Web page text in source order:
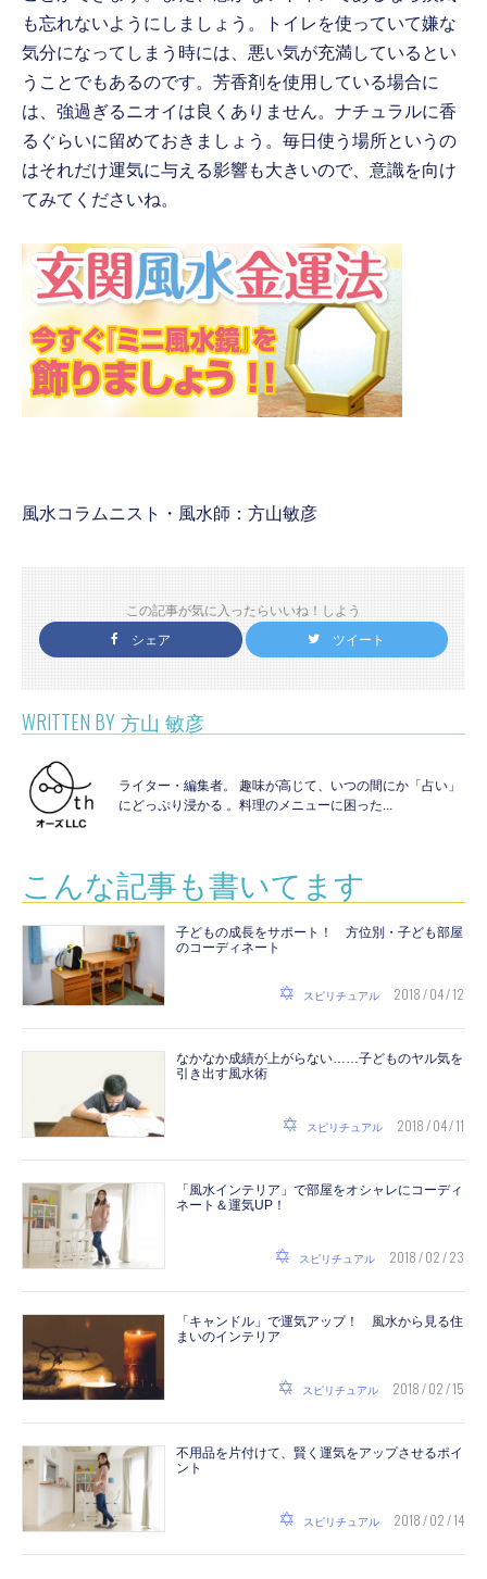
も忘れないようにしましょう。トイレを使っていて嫌な
気分になってしまう時には、悪い気が充満しているとい
うことでもあるのです。芳香剤を使用している場合に
は、強過ぎるニオイは良くありません。ナチュラルに香
るぐらいに留めておきましょう。毎日使う場所というの
はそれだけ運気に与える影響も大きいので、意識を向け
てみてくださいね。
風水コラムニスト・風水師：方山敏彦
この記事が気に入ったらいいね！しよう
シェア
ツイート
WRITTEN BY 方山 敏彦
ライター・編集者。 趣味が高じて、いつの間にか「占い」
にどっぷり浸かる 。料理のメニューに困った...
こんな記事も書いてます
子どもの成長をサポート！ 方位別・子ども部屋
のコーディネート
スピリチュアル 2018 / 04 / 12
なかなか成績が上がらない……子どものヤル気を
引き出す風水術
スピリチュアル 2018 / 04 / 11
「風水インテリア」で部屋をオシャレにコーディ
ネート＆運気UP！
スピリチュアル 2018 / 02 / 23
「キャンドル」で運気アップ！ 風水から見る住
まいのインテリア
スピリチュアル 2018 / 02 / 15
不用品を片付けて、賢く運気をアップさせるポイ
ント
スピリチュアル 2018 / 02 / 14